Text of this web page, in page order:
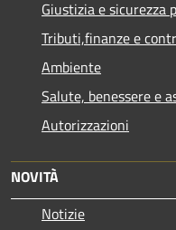
Giustizia e sicurezza
Tributi,finanze e
Ambiente
Salute, benessere e
Autorizzazioni
NOVITÀ
Notizie